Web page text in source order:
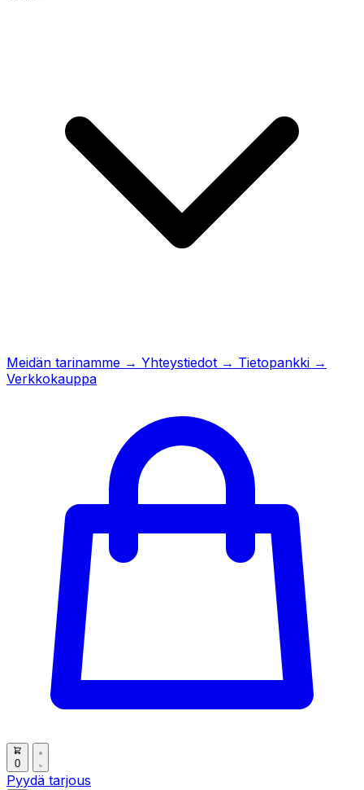
Meidän tarinamme → Yhteystiedot → Tietopankki →
Verkkokauppa
0
Pyydä tarjous